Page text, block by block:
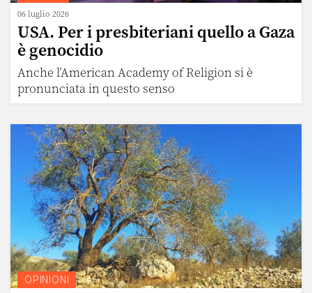
06 luglio 2026
USA. Per i presbiteriani quello a Gaza
è genocidio
Anche l’American Academy of Religion si è
pronunciata in questo senso
OPINIONI